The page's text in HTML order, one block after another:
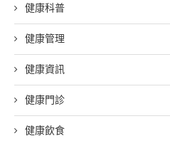
健康科普
健康管理
健康資訊
健康門診
健康飲食